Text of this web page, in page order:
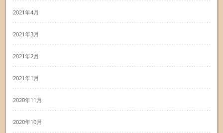
2021年4月
2021年3月
2021年2月
2021年1月
2020年11月
2020年10月